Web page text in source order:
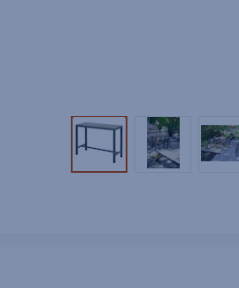
Tuotekuva 1Tuotekuva 2